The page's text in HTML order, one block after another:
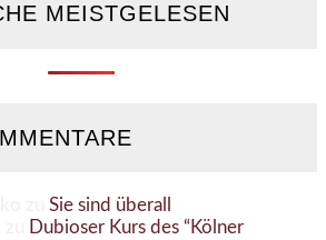
MEISTGELESEN
Sie sind überall
Dubioser Kurs des “Kölner